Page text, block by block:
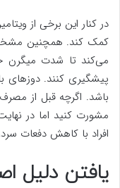
در کنار این برخی از
کمک کند. همچنین
می‌کند تا شدت میگرن
باشد. اگرچه قبل از
افراد با کاهش دفعات
یافتن دلیل